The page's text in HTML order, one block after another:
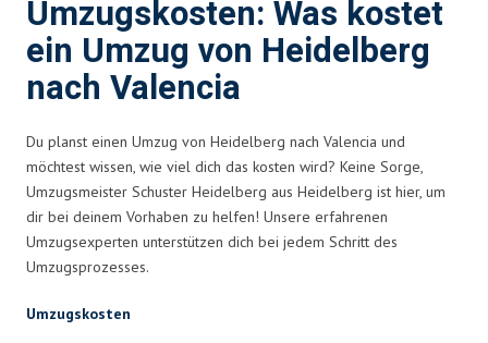
Umzugskosten: Was kostet
ein Umzug von Heidelberg
nach Valencia
Du planst einen Umzug von Heidelberg nach Valencia und
möchtest wissen, wie viel dich das kosten wird? Keine Sorge,
Umzugsmeister Schuster Heidelberg aus Heidelberg ist hier, um
dir bei deinem Vorhaben zu helfen! Unsere erfahrenen
Umzugsexperten unterstützen dich bei jedem Schritt des
Umzugsprozesses.
Umzugskosten